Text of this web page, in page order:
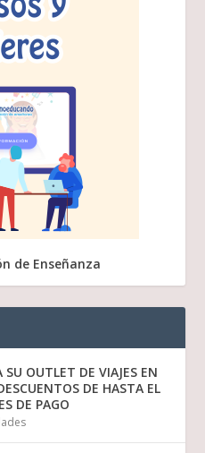
SU OUTLET DE VIAJES EN
DE HASTA EL
DE PAGO